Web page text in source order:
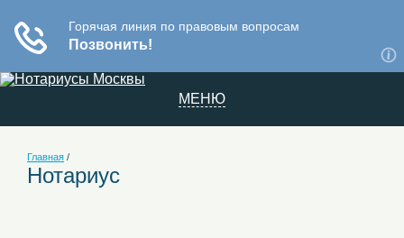
МЕНЮ
Главная /
Нотариус